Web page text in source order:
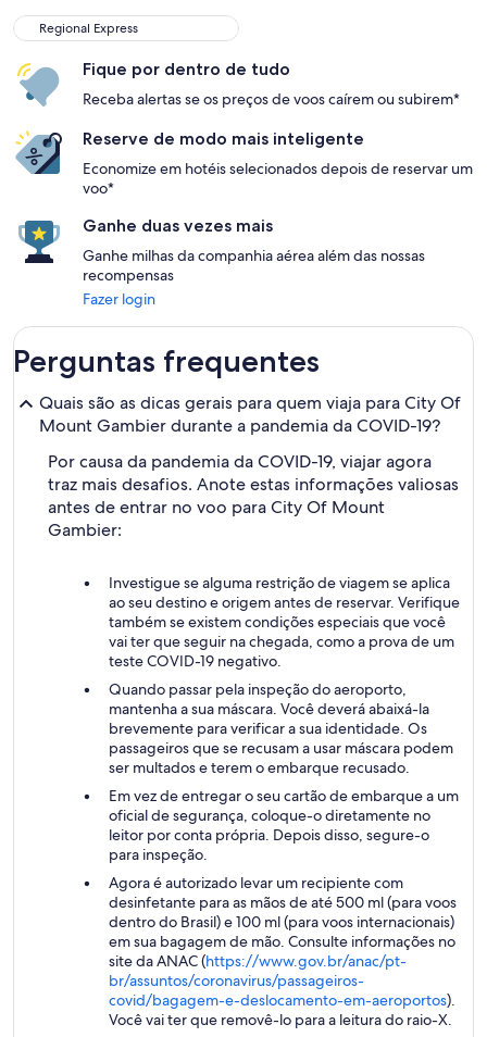
Regional Express
Fique por dentro de tudo
Receba alertas se os preços de voos caírem ou subirem*
Reserve de modo mais inteligente
Economize em hotéis selecionados depois de reservar um
voo*
Ganhe duas vezes mais
Ganhe milhas da companhia aérea além das nossas
recompensas
Fazer login
Perguntas frequentes
Quais são as dicas gerais para quem viaja para City Of
Mount Gambier durante a pandemia da COVID-19?
Por causa da pandemia da COVID-19, viajar agora
traz mais desafios. Anote estas informações valiosas
antes de entrar no voo para City Of Mount
Gambier:
Investigue se alguma restrição de viagem se aplica
ao seu destino e origem antes de reservar. Verifique
também se existem condições especiais que você
vai ter que seguir na chegada, como a prova de um
teste COVID-19 negativo.
Quando passar pela inspeção do aeroporto,
mantenha a sua máscara. Você deverá abaixá-la
brevemente para verificar a sua identidade. Os
passageiros que se recusam a usar máscara podem
ser multados e terem o embarque recusado.
Em vez de entregar o seu cartão de embarque a um
oficial de segurança, coloque-o diretamente no
leitor por conta própria. Depois disso, segure-o
para inspeção.
Agora é autorizado levar um recipiente com
desinfetante para as mãos de até 500 ml (para voos
dentro do Brasil) e 100 ml (para voos internacionais)
em sua bagagem de mão. Consulte informações no
site da ANAC (https://www.gov.br/anac/pt-
br/assuntos/coronavirus/passageiros-
covid/bagagem-e-deslocamento-em-aeroportos).
Você vai ter que removê-lo para a leitura do raio-X.